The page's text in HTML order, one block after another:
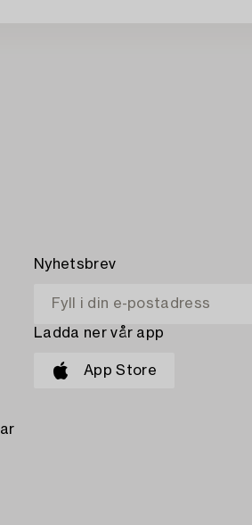
Nyhetsbrev
Ladda ner vår app
App Store